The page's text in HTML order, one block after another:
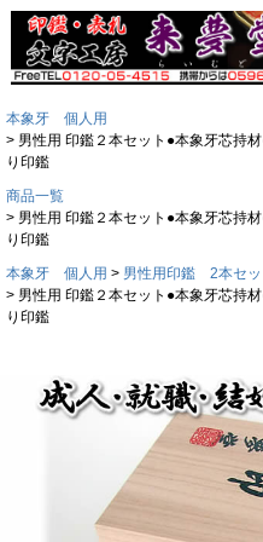
本象牙 個人用
男性用 印鑑２本セット●本象牙芯持
り印鑑
商品一覧
男性用 印鑑２本セット●本象牙芯持
り印鑑
本象牙 個人用
男性用印鑑 2本セッ
男性用 印鑑２本セット●本象牙芯持
り印鑑